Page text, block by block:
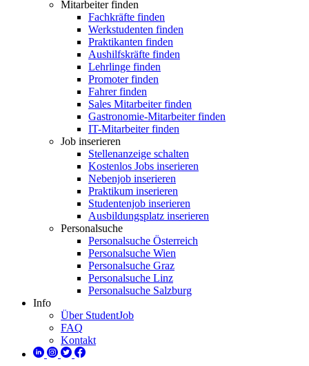
Mitarbeiter finden
Fachkräfte finden
Werkstudenten finden
Praktikanten finden
Aushilfskräfte finden
Lehrlinge finden
Promoter finden
Fahrer finden
Sales Mitarbeiter finden
Gastronomie-Mitarbeiter finden
IT-Mitarbeiter finden
Job inserieren
Stellenanzeige schalten
Kostenlos Jobs inserieren
Nebenjob inserieren
Praktikum inserieren
Studentenjob inserieren
Ausbildungsplatz inserieren
Personalsuche
Personalsuche Österreich
Personalsuche Wien
Personalsuche Graz
Personalsuche Linz
Personalsuche Salzburg
Info
Über StudentJob
FAQ
Kontakt